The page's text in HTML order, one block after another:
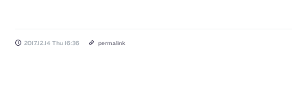
2017.12.14 Thu 16:36 permalink